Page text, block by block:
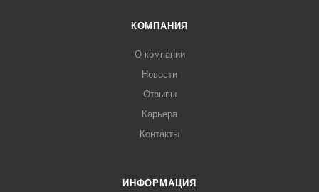
КОМПАНИЯ
О компании
Новости
Отзывы
Карьера
Контакты
ИНФОРМАЦИЯ